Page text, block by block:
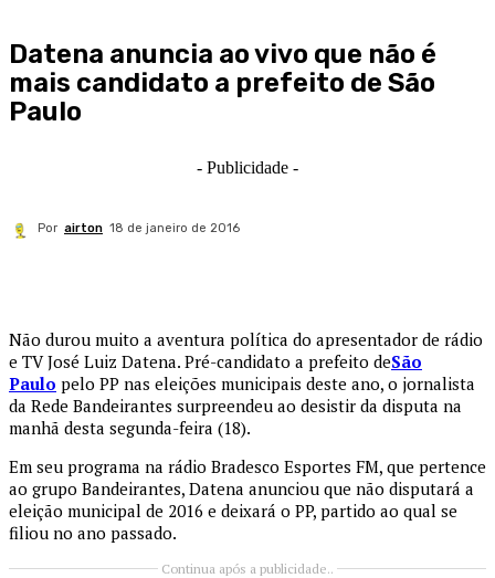
Datena anuncia ao vivo que não é
mais candidato a prefeito de São
Paulo
- Publicidade -
Por airton 18 de janeiro de 2016
Não durou muito a aventura política do apresentador de rádio
e TV José Luiz Datena. Pré-candidato a prefeito deSão
Paulo pelo PP nas eleições municipais deste ano, o jornalista
da Rede Bandeirantes surpreendeu ao desistir da disputa na
manhã desta segunda-feira (18).
Em seu programa na rádio Bradesco Esportes FM, que pertence
ao grupo Bandeirantes, Datena anunciou que não disputará a
eleição municipal de 2016 e deixará o PP, partido ao qual se
filiou no ano passado.
Continua após a publicidade..